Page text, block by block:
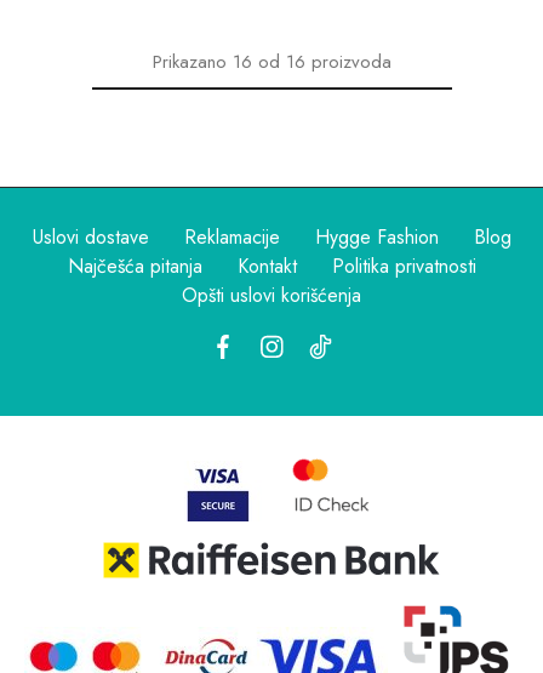
Prikazano 16 od 16 proizvoda
Uslovi dostave Reklamacije Hygge Fashion
Blog
Najčešća pitanja
Kontakt
Politika privatnosti
Opšti uslovi korišćenja